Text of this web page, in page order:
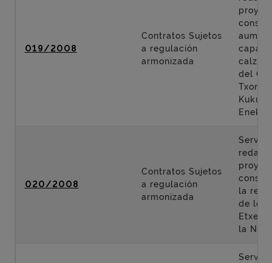
019/2008
Contratos Sujetos
a regulación
armonizada
del
020/2008
Contratos Sujetos
a regulación
armonizada
la
de los
la N-